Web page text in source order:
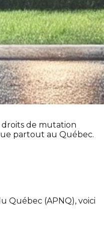
droits de mutation
partout au Québec.
Québec (APNQ), voici